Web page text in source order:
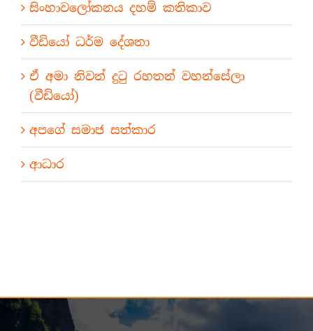
සිංහාවලෝකනය දහම් කතිකාව
වීඩියෝ ධර්ම දේශනා
ඒ අමා නිවන් දුටු රහතන් වහන්සේලා
(වීඩියෝ)
අපගේ සමාජ සත්කාර
ආධාර